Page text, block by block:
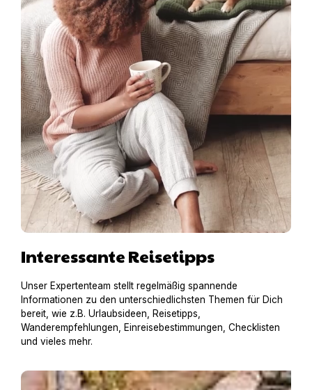
Interessante Reisetipps
Unser Expertenteam stellt regelmäßig spannende
Informationen zu den unterschiedlichsten Themen für Dich
bereit, wie z.B. Urlaubsideen, Reisetipps,
Wanderempfehlungen, Einreisebestimmungen, Checklisten
und vieles mehr.
Hausboot mit Hund